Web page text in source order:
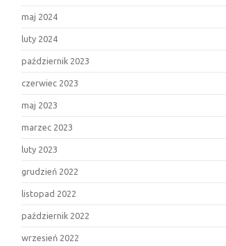
maj 2024
luty 2024
październik 2023
czerwiec 2023
maj 2023
marzec 2023
luty 2023
grudzień 2022
listopad 2022
październik 2022
wrzesień 2022